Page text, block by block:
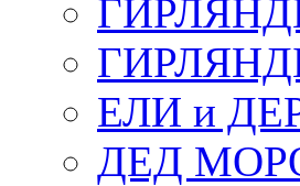
ЕЛИ и
ДЕД